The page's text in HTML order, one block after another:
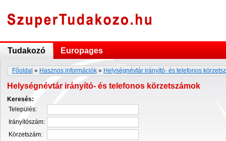
Tudakozó Europages
Főoldal » Hasznos információk » Helységnévtár irányító- és telefonos
Helységnévtár irányító- és telefonos körzetszámok
Keresés:
Település:
Irányítószám:
Körzetszám: